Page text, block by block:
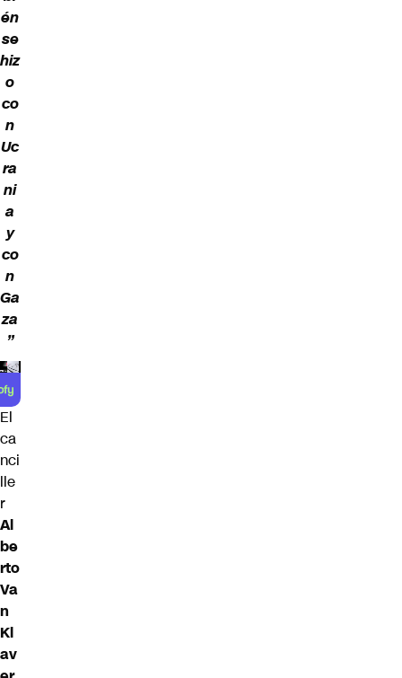
én
se
hiz
o
co
n
Uc
ra
ni
a
y
co
n
Ga
za
”
El
ca
nci
lle
r
Al
be
rto
Va
n
Kl
av